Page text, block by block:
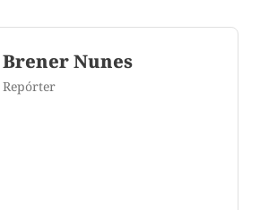
Brener Nunes
Repórter